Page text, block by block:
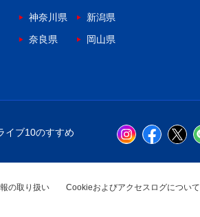
神奈川県
新潟県
奈良県
岡山県
イブ10のすすめ
の取り扱い Cookieおよびアクセスログについて